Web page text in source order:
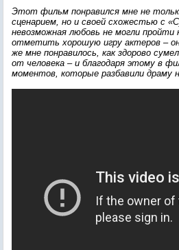
Этот фильм понравился мне не
сценарием, но и своей схожестью с
невозможная любовь не могли
отметить хорошую игру актеров –
же мне понравилось, как здорово
от человека – и благодаря этому в
моментов, которые разбавили драму